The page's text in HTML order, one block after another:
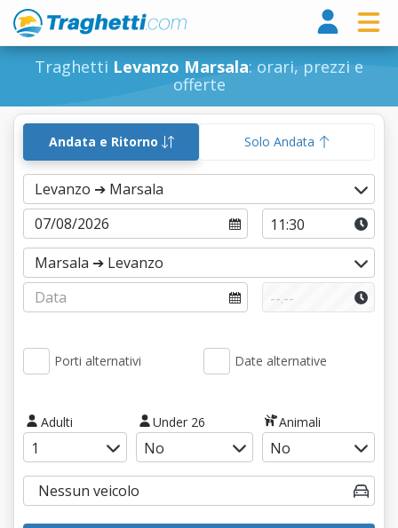
Traghetti Levanzo Marsala: orari, prezzi e
offerte
Andata e Ritorno Solo Andata
Porti alternativi Date alternative
Adulti Under 26 Animali